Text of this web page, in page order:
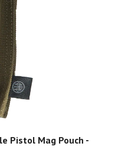
Pistol Mag Pouch -